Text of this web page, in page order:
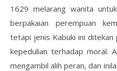
1629 melarang wanita
berpakaian perempuan
tetapi jenis Kabuki ini ditekan
kepedulian terhadap moral.
mengambil alih peran, dan